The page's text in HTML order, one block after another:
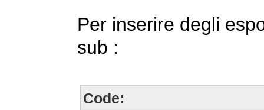
Per inserire degli
sub :
Code: